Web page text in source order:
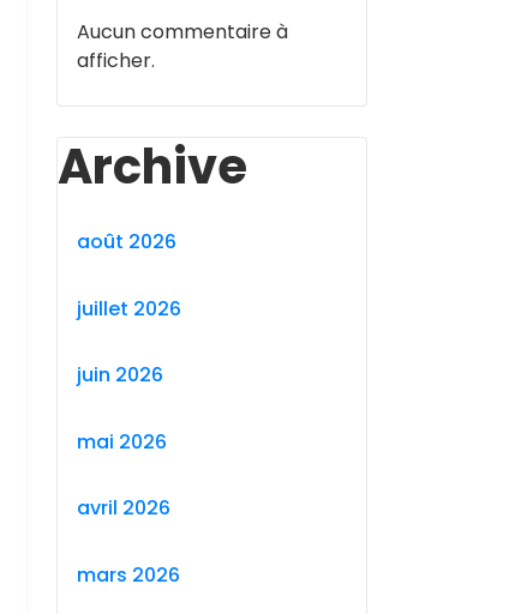
Aucun commentaire à
afficher.
Archive
août 2026
juillet 2026
juin 2026
mai 2026
avril 2026
mars 2026